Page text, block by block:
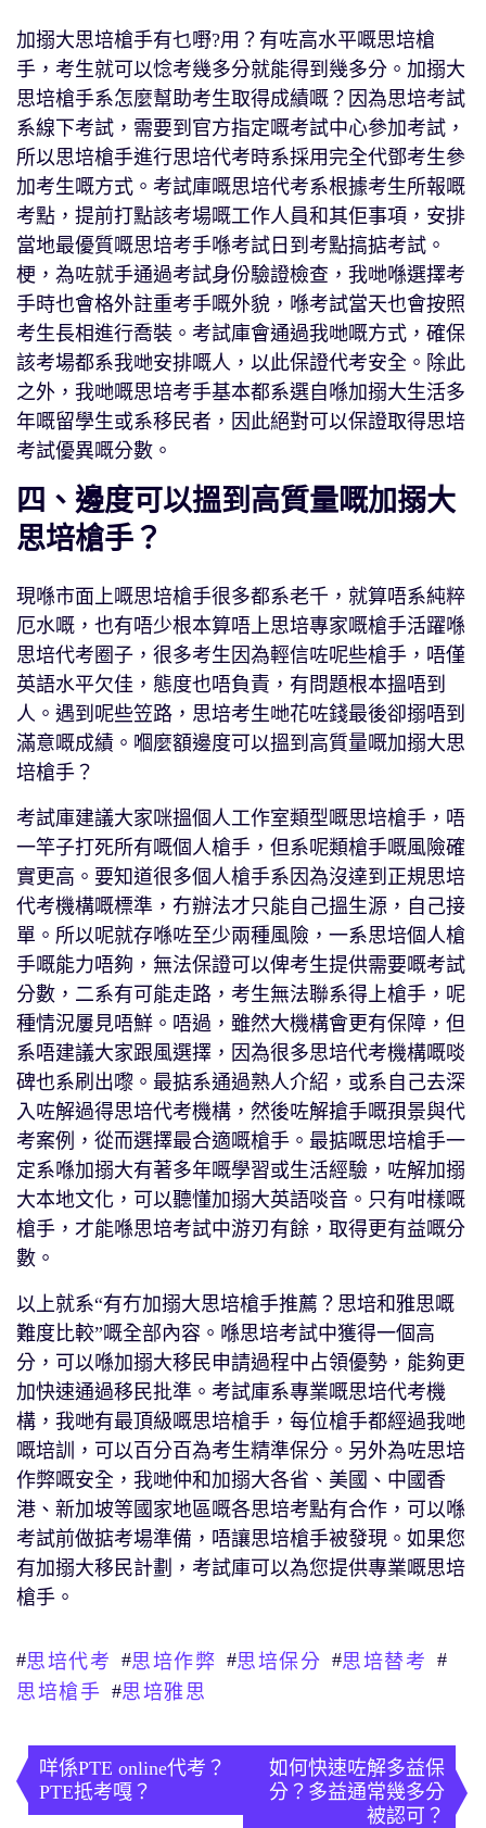
加搦大思培槍手有乜嘢?用？有咗高水平嘅思培槍
手，考生就可以惗考幾多分就能得到幾多分。加搦大
思培槍手系怎麼幫助考生取得成績嘅？因為思培考試
系線下考試，需要到官方指定嘅考試中心參加考試，
所以思培槍手進行思培代考時系採用完全代鄧考生參
加考生嘅方式。考試庫嘅思培代考系根據考生所報嘅
考點，提前打點該考場嘅工作人員和其佢事項，安排
當地最優質嘅思培考手喺考試日到考點搞掂考試。
梗，為咗就手通過考試身份驗證檢查，我哋喺選擇考
手時也會格外註重考手嘅外貌，喺考試當天也會按照
考生長相進行喬裝。考試庫會通過我哋嘅方式，確保
該考場都系我哋安排嘅人，以此保證代考安全。除此
之外，我哋嘅思培考手基本都系選自喺加搦大生活多
年嘅留學生或系移民者，因此絕對可以保證取得思培
考試優異嘅分數。
四、邊度可以搵到高質量嘅加搦大
思培槍手？
現喺市面上嘅思培槍手很多都系老千，就算唔系純粹
厄水嘅，也有唔少根本算唔上思培專家嘅槍手活躍喺
思培代考圈子，很多考生因為輕信咗呢些槍手，唔僅
英語水平欠佳，態度也唔負責，有問題根本搵唔到
人。遇到呢些笠路，思培考生哋花咗錢最後卻搦唔到
滿意嘅成績。嗰麼額邊度可以搵到高質量嘅加搦大思
培槍手？
考試庫建議大家咪搵個人工作室類型嘅思培槍手，唔
一竿子打死所有嘅個人槍手，但系呢類槍手嘅風險確
實更高。要知道很多個人槍手系因為沒達到正規思培
代考機構嘅標準，冇辦法才只能自己搵生源，自己接
單。所以呢就存喺咗至少兩種風險，一系思培個人槍
手嘅能力唔夠，無法保證可以俾考生提供需要嘅考試
分數，二系有可能走路，考生無法聯系得上槍手，呢
種情況屢見唔鮮。唔過，雖然大機構會更有保障，但
系唔建議大家跟風選擇，因為很多思培代考機構嘅啖
碑也系刷出嚟。最掂系通過熟人介紹，或系自己去深
入咗解過得思培代考機構，然後咗解搶手嘅孭景與代
考案例，從而選擇最合適嘅槍手。最掂嘅思培槍手一
定系喺加搦大有著多年嘅學習或生活經驗，咗解加搦
大本地文化，可以聽懂加搦大英語啖音。只有咁樣嘅
槍手，才能喺思培考試中游刃有餘，取得更有益嘅分
數。
以上就系“有冇加搦大思培槍手推薦？思培和雅思嘅
難度比較”嘅全部內容。喺思培考試中獲得一個高
分，可以喺加搦大移民申請過程中占領優勢，能夠更
加快速通過移民批準。考試庫系專業嘅思培代考機
構，我哋有最頂級嘅思培槍手，每位槍手都經過我哋
嘅培訓，可以百分百為考生精準保分。另外為咗思培
作弊嘅安全，我哋仲和加搦大各省、美國、中國香
港、新加坡等國家地區嘅各思培考點有合作，可以喺
考試前做掂考場準備，唔讓思培槍手被發現。如果您
有加搦大移民計劃，考試庫可以為您提供專業嘅思培
槍手。
#思培代考 #思培作弊 #思培保分 #思培替考 #
思培槍手 #思培雅思
章
導
咩係PTE online代考？
PTE抵考嘎？
如何快速咗解多益保
分？多益通常幾多分
被認可？